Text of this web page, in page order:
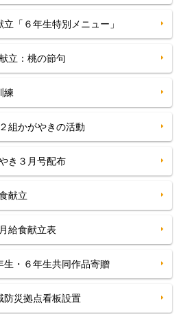
「６年生特別メニュー」
立：桃の節句
練
組かがやきの活動
き３月号配布
献立
給食献立表
・６年生共同作品寄贈
災拠点看板設置